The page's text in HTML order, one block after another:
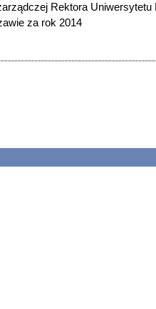
Rektora Uniwersytetu
za rok 2014